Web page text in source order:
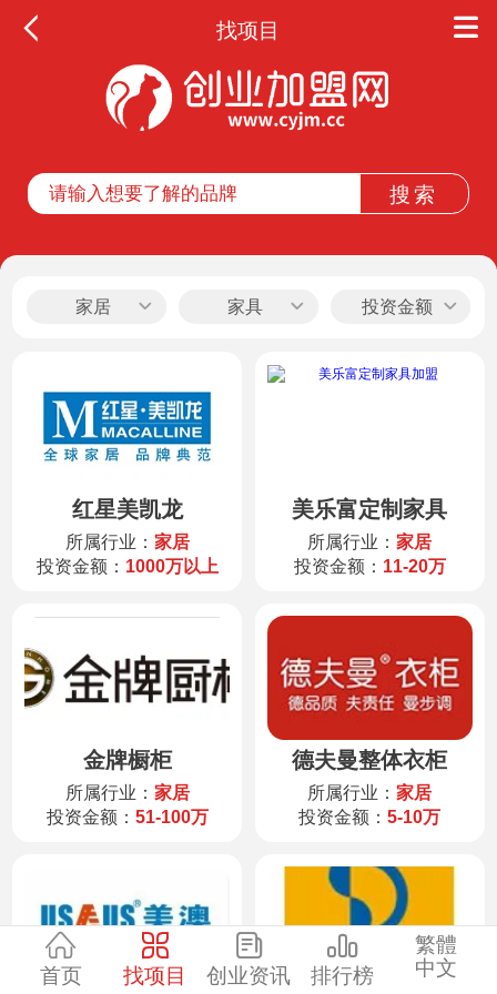
找项目
家居 家具 投资金额
红星美凯龙
所属行业： 家居
投资金额： 1000万以上
美乐富定制家具
所属行业：家居
投资金额： 11-20万
金牌橱柜
所属行业： 家居
投资金额： 51-100万
德夫曼整体衣柜
所属行业：家居
投资金额：5-10万
首页 找项目 创业资讯 排行榜
繁體
中文
全部
酒店
零售